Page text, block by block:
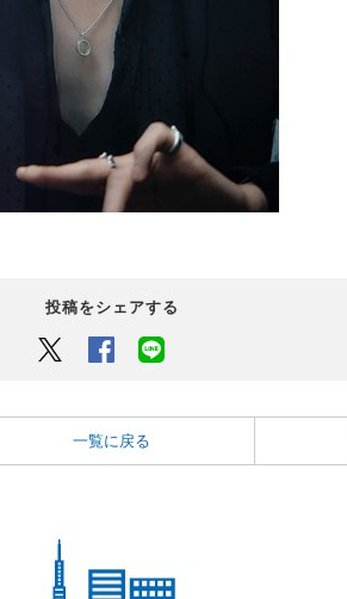
投稿をシェアする
Twitter Facebook
一覧に戻る